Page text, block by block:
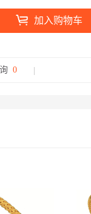
加入购物车
0